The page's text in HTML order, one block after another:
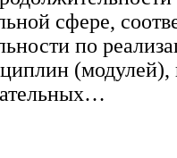
сфере,
по
(модулей),